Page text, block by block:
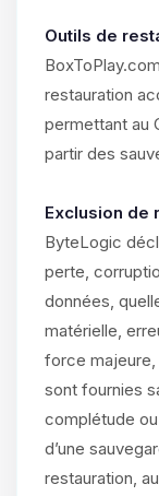
Outils de
restauration
permettant au
partir des
Exclusion de
ByteLogic
perte,
données,
matérielle,
force
sont fournies
complétude
d’une
restauration,